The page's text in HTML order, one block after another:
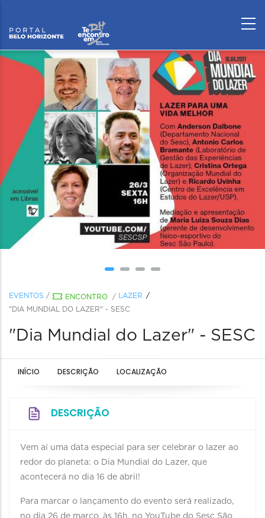
EVENTOS / ENCONTRO /
LAZER
"DIA MUNDIAL DO LAZER" - SESC
"Dia Mundial do Lazer" - SESC
INÍCIO DESCRIÇÃO LOCALIZAÇÃO
DESCRIÇÃO
Vem aí uma data especial para ser celebrar o lazer ao
redor do planeta: o Dia Mundial do Lazer, que
acontecerá no dia 16 de abril!
Para marcar o lançamento do evento será realizado,
no dia 26 de março, às 16h, no YouTube do Sesc São